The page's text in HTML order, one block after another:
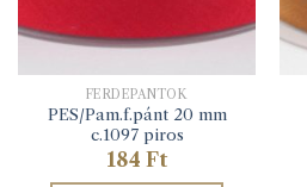
FERDEPÁNTOK
PES/Pam.f.pánt 20 mm
c.1097 piros
184 Ft